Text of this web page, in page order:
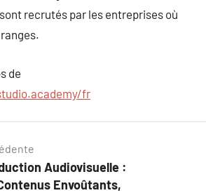
recrutés par les entreprises où
de
fr
Audiovisuelle :
Envoûtants,